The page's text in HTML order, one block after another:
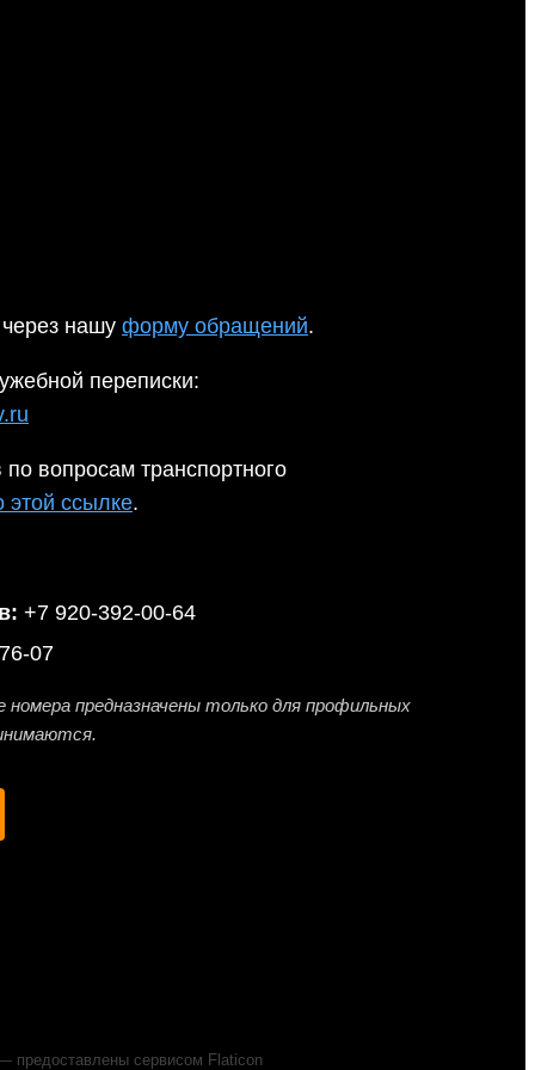
нашу форму обращений.
переписки:
вопросам транспортного
этой ссылке.
+7 920-392-00-64
07
предназначены только для профильных
предоставлены сервисом Flaticon